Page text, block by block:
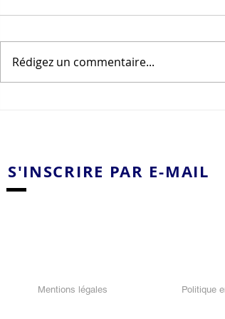
Rédigez un commentaire...
S'INSCRIRE PAR E-MAIL
Mentions légales Politique